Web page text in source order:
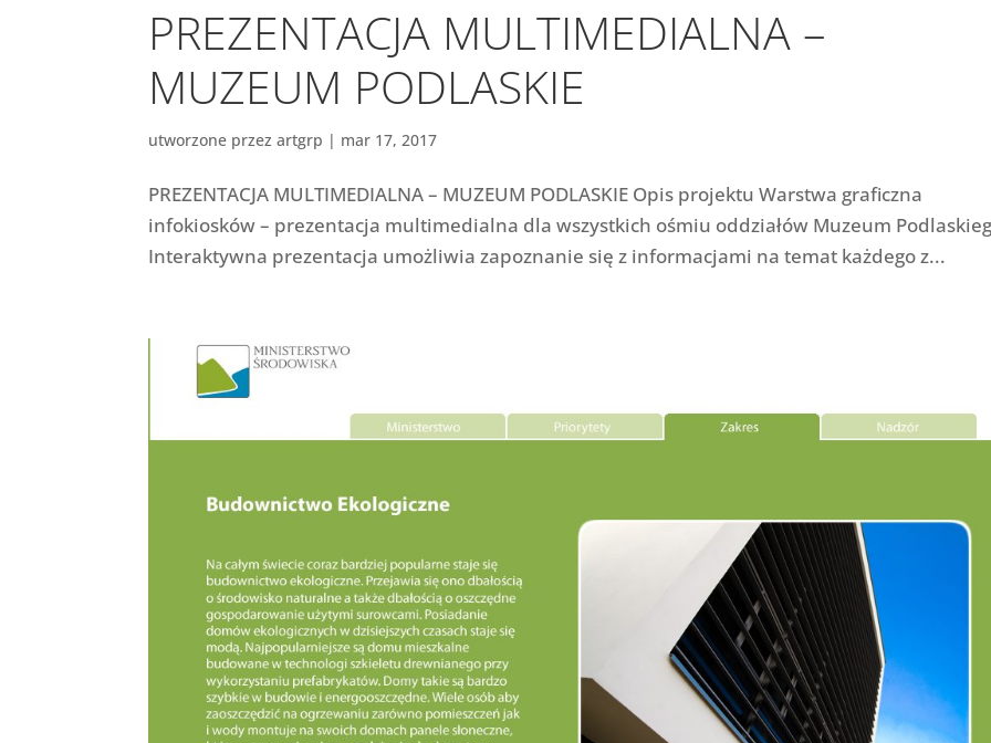
PREZENTACJA MULTIMEDIALNA –
MUZEUM PODLASKIE
utworzone przezartgrp | mar 17, 2017
PREZENTACJA MULTIMEDIALNA – MUZEUM PODLASKIE Opis projektu Warstwa graficzna
infokiosków – prezentacja multimedialna dla wszystkich ośmiu oddziałów Muzeum
Interaktywna prezentacja umożliwia zapoznanie się z informacjami na temat każdego z...